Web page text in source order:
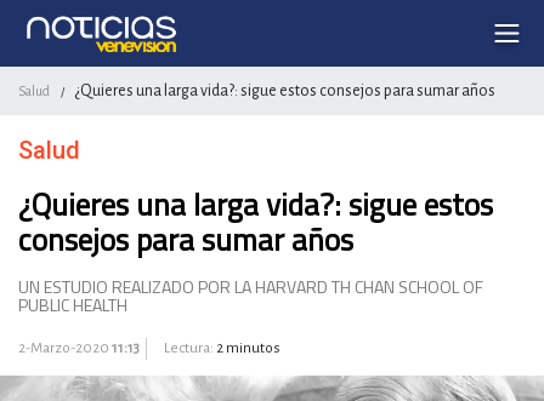
Salud / ¿Quieres una larga vida?: sigue estos consejos para sumar años
Salud
¿Quieres una larga vida?: sigue estos
consejos para sumar años
UN ESTUDIO REALIZADO POR LA HARVARD TH CHAN SCHOOL OF
PUBLIC HEALTH
2-Marzo-2020 11:13 Lectura: 2 minutos